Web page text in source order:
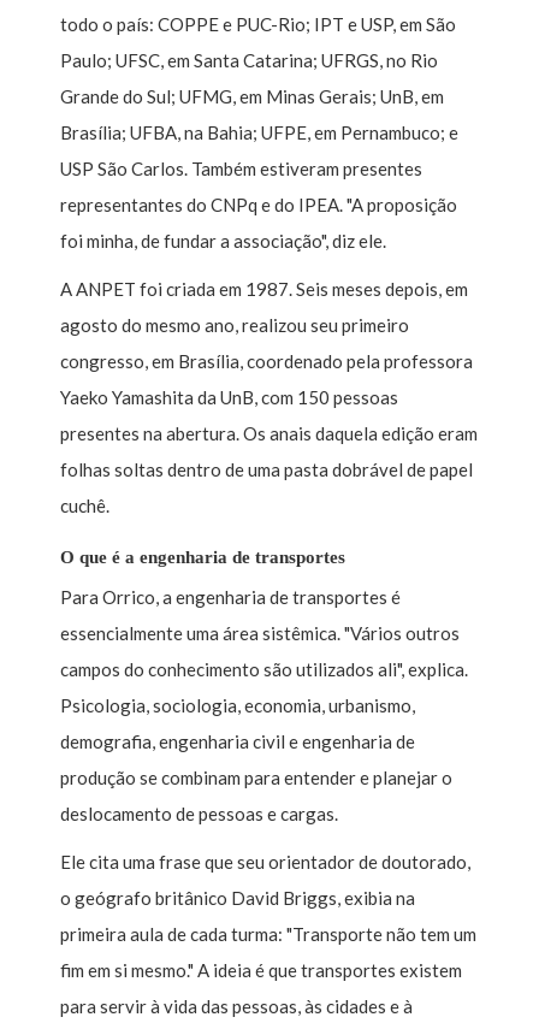
todo o país: COPPE e PUC-Rio; IPT e USP, em São
Paulo; UFSC, em Santa Catarina; UFRGS, no Rio
Grande do Sul; UFMG, em Minas Gerais; UnB, em
Brasília; UFBA, na Bahia; UFPE, em Pernambuco; e
USP São Carlos. Também estiveram presentes
representantes do CNPq e do IPEA. "A proposição
foi minha, de fundar a associação", diz ele.
A ANPET foi criada em 1987. Seis meses depois, em
agosto do mesmo ano, realizou seu primeiro
congresso, em Brasília, coordenado pela professora
Yaeko Yamashita da UnB, com 150 pessoas
presentes na abertura. Os anais daquela edição eram
folhas soltas dentro de uma pasta dobrável de papel
cuchê.
O que é a engenharia de transportes
Para Orrico, a engenharia de transportes é
essencialmente uma área sistêmica. "Vários outros
campos do conhecimento são utilizados ali", explica.
Psicologia, sociologia, economia, urbanismo,
demografia, engenharia civil e engenharia de
produção se combinam para entender e planejar o
deslocamento de pessoas e cargas.
Ele cita uma frase que seu orientador de doutorado,
o geógrafo britânico David Briggs, exibia na
primeira aula de cada turma: "Transporte não tem um
fim em si mesmo." A ideia é que transportes existem
para servir à vida das pessoas, às cidades e à